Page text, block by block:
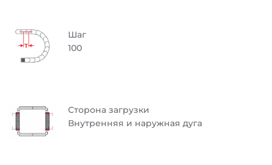
Шаг
100
Сторона загрузки
Внутренняя и наружная дуга